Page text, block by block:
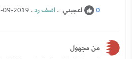
0 اعجبني .اضف رد.
09-2019
من مجهول